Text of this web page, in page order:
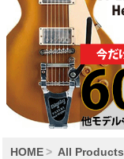
HOME All Products